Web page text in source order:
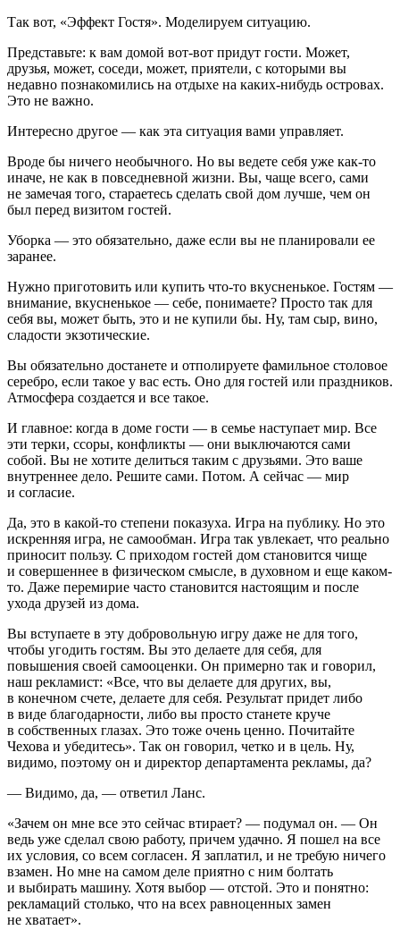
Так вот, «Эффект Гостя». Моделируем ситуацию.
Представьте: к вам домой вот-вот придут гости. Может,
друзья, может, соседи, может, приятели, с которыми вы
недавно познакомились на отдыхе на каких-нибудь островах.
Это не важно.
Интересно другое — как эта ситуация вами управляет.
Вроде бы ничего необычного. Но вы ведете себя уже как-то
иначе, не как в повседневной жизни. Вы, чаще всего, сами
не замечая того, стараетесь сделать свой дом лучше, чем он
был перед визитом гостей.
Уборка — это обязательно, даже если вы не планировали ее
заранее.
Нужно приготовить или купить что-то вкусненькое. Гостям —
внимание, вкусненькое — себе, понимаете? Просто так для
себя вы, может быть, это и не купили бы. Ну, там сыр, вино,
сладости экзотические.
Вы обязательно достанете и отполируете фамильное столовое
серебро, если такое у вас есть. Оно для гостей или праздников.
Атмосфера создается и все такое.
И главное: когда в доме гости — в семье наступает мир. Все
эти терки, ссоры, конфликты — они выключаются сами
собой. Вы не хотите делиться таким с друзьями. Это ваше
внутреннее дело. Решите сами. Потом. А сейчас — мир
и согласие.
Да, это в какой-то степени показуха. Игра на публику. Но это
искренняя игра, не самообман. Игра так увлекает, что реально
приносит пользу. С приходом гостей дом становится чище
и совершеннее в физическом смысле, в духовном и еще каком-
то. Даже перемирие часто становится настоящим и после
ухода друзей из дома.
Вы вступаете в эту добровольную игру даже не для того,
чтобы угодить гостям. Вы это делаете для себя, для
повышения своей самооценки. Он примерно так и говорил,
наш рекламист: «Все, что вы делаете для других, вы,
в конечном счете, делаете для себя. Результат придет либо
в виде благодарности, либо вы просто станете круче
в собственных глазах. Это тоже очень ценно. Почитайте
Чехова и убедитесь». Так он говорил, четко и в цель. Ну,
видимо, поэтому он и директор департамента рекламы, да?
— Видимо, да, — ответил Ланс.
«Зачем он мне все это сейчас втирает? — подумал он. — Он
ведь уже сделал свою работу, причем удачно. Я пошел на все
их условия, со всем согласен. Я заплатил, и не требую ничего
взамен. Но мне на самом деле приятно с ним болтать
и выбирать машину. Хотя выбор — отстой. Это и понятно:
рекламаций столько, что на всех равноценных замен
не хватает».